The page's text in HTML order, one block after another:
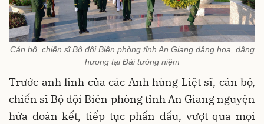
Cán bộ, chiến sĩ Bộ đội Biên phòng tỉnh An Giang dâng hoa, dâng
hương tại Đài tưởng niệm
Trước anh linh của các Anh hùng Liệt sĩ, cán bộ,
chiến sĩ Bộ đội Biên phòng tỉnh An Giang nguyện
hứa đoàn kết, tiếp tục phấn đấu, vượt qua mọi